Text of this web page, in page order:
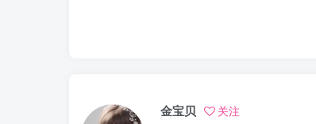
金宝贝 关注